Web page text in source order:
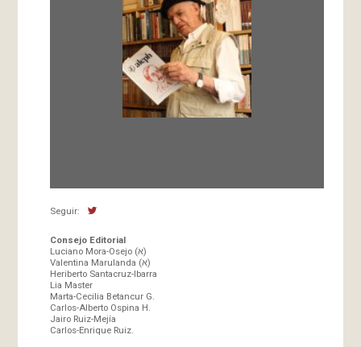
Seguir:
Consejo Editorial
Luciano Mora-Osejo (א)
Valentina Marulanda (א)
Heriberto Santacruz-Ibarra
Lia Master
Marta-Cecilia Betancur G.
Carlos-Alberto Ospina H.
Jairo Ruiz-Mejía
Carlos-Enrique Ruiz.